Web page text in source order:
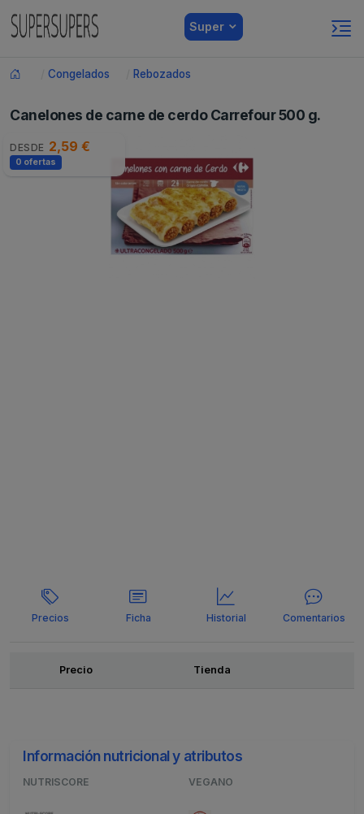
Super
Congelados Rebozados
Canelones de carne de cerdo Carrefour 500 g.
DESDE 2,59 €
0 ofertas
Precios Ficha Historial Comentarios
OfertasPrecio Tienda
Información nutricional y atributos
NUTRISCORE VEGANO